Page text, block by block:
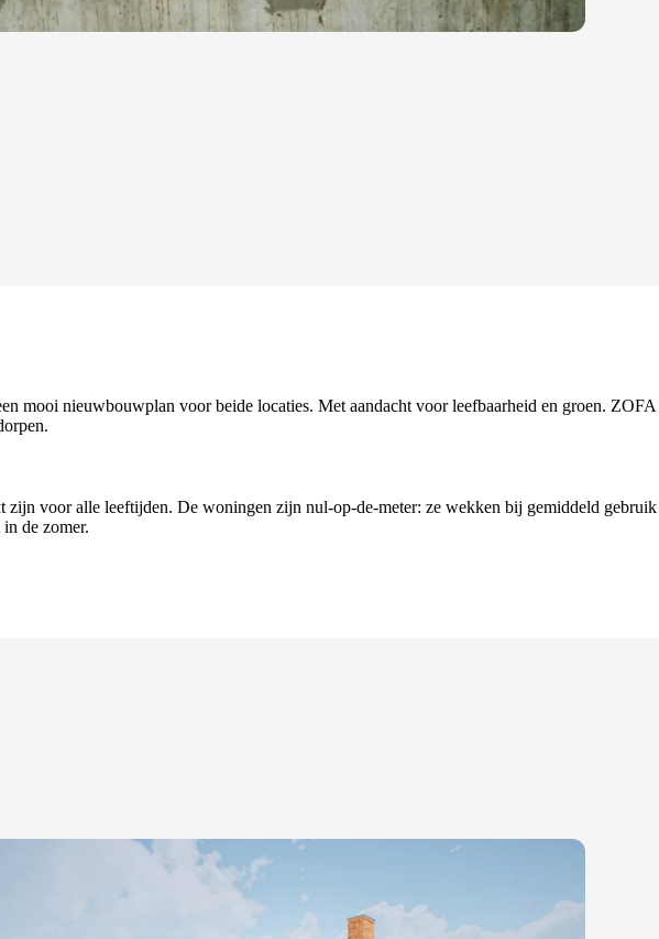
mooi nieuwbouwplan voor beide locaties. Met aandacht voor leefbaarheid en groen. ZOFA
voor alle leeftijden. De woningen zijn nul-op-de-meter: ze wekken bij gemiddeld gebruik
de zomer.